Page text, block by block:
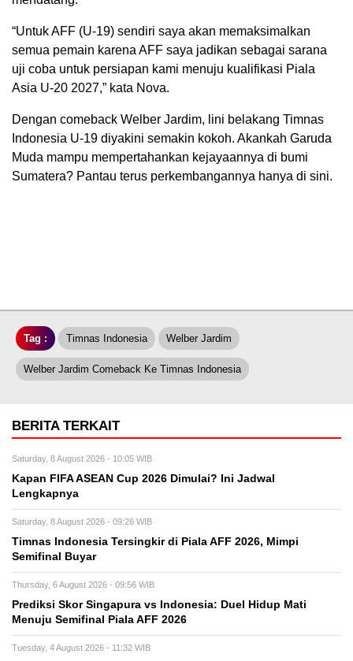
“Untuk AFF (U-19) sendiri saya akan memaksimalkan
semua pemain karena AFF saya jadikan sebagai sarana
uji coba untuk persiapan kami menuju kualifikasi Piala
Asia U-20 2027,” kata Nova.
Dengan comeback Welber Jardim, lini belakang Timnas
Indonesia U-19 diyakini semakin kokoh. Akankah Garuda
Muda mampu mempertahankan kejayaannya di bumi
Sumatera? Pantau terus perkembangannya hanya di sini.
Tag : Timnas Indonesia Welber Jardim
Welber Jardim Comeback Ke Timnas Indonesia
BERITA TERKAIT
Saturday, 8 August 2026 - 10:05 WIB
Kapan FIFA ASEAN Cup 2026 Dimulai? Ini Jadwal
Lengkapnya
Saturday, 8 August 2026 - 09:26 WIB
Timnas Indonesia Tersingkir di Piala AFF 2026, Mimpi
Semifinal Buyar
Thursday, 6 August 2026 - 09:56 WIB
Prediksi Skor Singapura vs Indonesia: Duel Hidup Mati
Menuju Semifinal Piala AFF 2026
Tuesday, 4 August 2026 - 11:32 WIB